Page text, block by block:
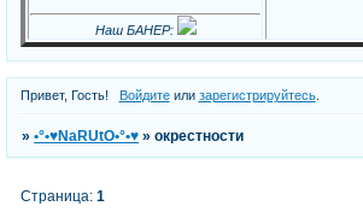
Наш БАНЕР:
Привет, Гость! Войдитеили зарегистрируйтесь.
»•°•♥NaRUtO•°•♥ »окрестности
Страница:1